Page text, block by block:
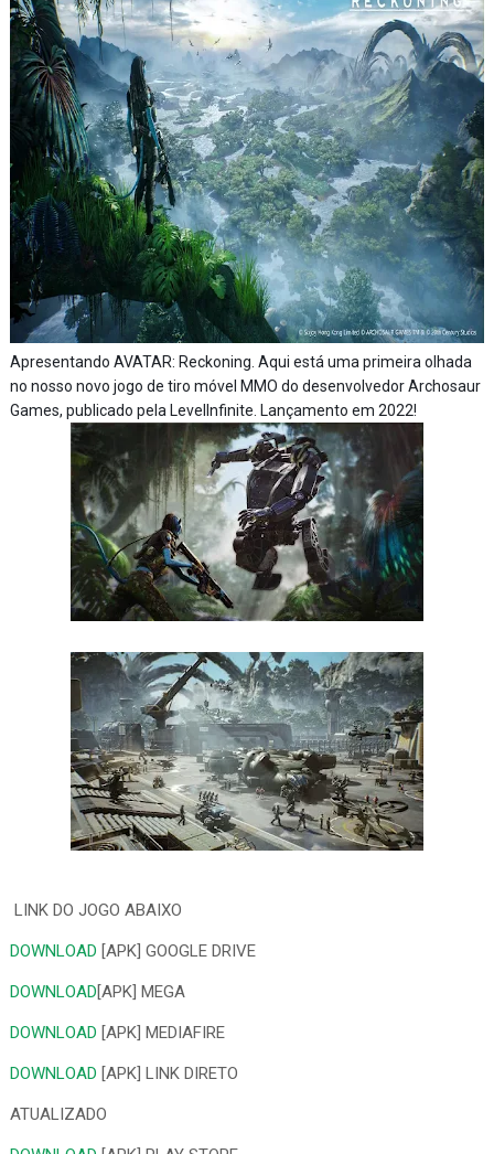
Apresentando AVATAR: Reckoning. Aqui está uma primeira olhada
no nosso novo jogo de tiro móvel MMO do desenvolvedor Archosaur
Games, publicado pela LevelInfinite. Lançamento em 2022!
LINK DO JOGO ABAIXO
DOWNLOAD [APK] GOOGLE DRIVE
DOWNLOAD[APK] MEGA
DOWNLOAD [APK] MEDIAFIRE
DOWNLOAD [APK] LINK DIRETO
ATUALIZADO